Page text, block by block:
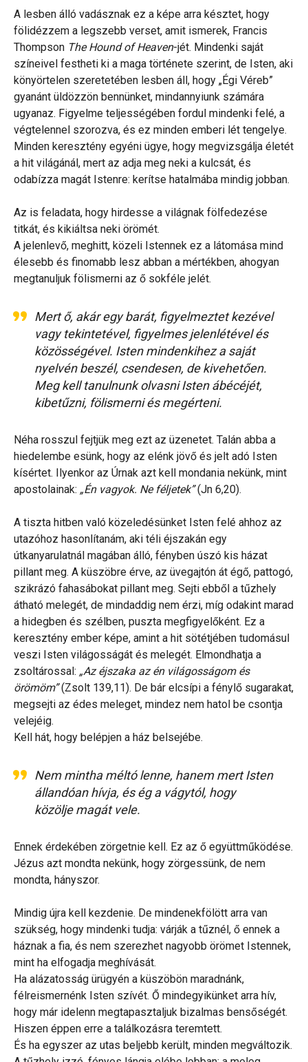
A lesben álló vadásznak ez a képe arra késztet, hogy
fölidézzem a legszebb verset, amit ismerek, Francis
Thompson The Hound of Heaven-jét. Mindenki saját
színeivel festheti ki a maga története szerint, de Isten, aki
könyörtelen szeretetében lesben áll, hogy „Égi Véreb”
gyanánt üldözzön bennünket, mindannyiunk számára
ugyanaz. Figyelme teljességében fordul mindenki felé, a
végtelennel szorozva, és ez minden emberi lét tengelye.
Minden keresztény egyéni ügye, hogy megvizsgálja életét
a hit világánál, mert az adja meg neki a kulcsát, és
odabízza magát Istenre: kerítse hatalmába mindig jobban.
Az is feladata, hogy hirdesse a világnak fölfedezése
titkát, és kikiáltsa neki örömét.
A jelenlevő, meghitt, közeli Istennek ez a látomása mind
élesebb és finomabb lesz abban a mértékben, ahogyan
megtanuljuk fölismerni az ő sokféle jelét.
Mert ő, akár egy barát, figyelmeztet kezével
vagy tekintetével, figyelmes jelenlétével és
közösségével. Isten mindenkihez a saját
nyelvén beszél, csendesen, de kivehetően.
Meg kell tanulnunk olvasni Isten ábécéjét,
kibetűzni, fölismerni és megérteni.
Néha rosszul fejtjük meg ezt az üzenetet. Talán abba a
hiedelembe esünk, hogy az elénk jövő és jelt adó Isten
kísértet. Ilyenkor az Úrnak azt kell mondania nekünk, mint
apostolainak: „Én vagyok. Ne féljetek”(Jn 6,20).
A tiszta hitben való közeledésünket Isten felé ahhoz az
utazóhoz hasonlítanám, aki téli éjszakán egy
útkanyarulatnál magában álló, fényben úszó kis házat
pillant meg. A küszöbre érve, az üvegajtón át égő, pattogó,
szikrázó fahasábokat pillant meg. Sejti ebből a tűzhely
átható melegét, de mindaddig nem érzi, míg odakint marad
a hidegben és szélben, puszta megfigyelőként. Ez a
keresztény ember képe, amint a hit sötétjében tudomásul
veszi Isten világosságát és melegét. Elmondhatja a
zsoltárossal: „Az éjszaka az én világosságom és
örömöm”(Zsolt 139,11). De bár elcsípi a fénylő sugarakat,
megsejti az édes meleget, mindez nem hatol be csontja
velejéig.
Kell hát, hogy belépjen a ház belsejébe.
Nem mintha méltó lenne, hanem mert Isten
állandóan hívja, és ég a vágytól, hogy
közölje magát vele.
Ennek érdekében zörgetnie kell. Ez az ő együttműködése.
Jézus azt mondta nekünk, hogy zörgessünk, de nem
mondta, hányszor.
Mindig újra kell kezdenie. De mindenekfölött arra van
szükség, hogy mindenki tudja: várják a tűznél, ő ennek a
háznak a fia, és nem szerezhet nagyobb örömet Istennek,
mint ha elfogadja meghívását.
Ha alázatosság ürügyén a küszöbön maradnánk,
félreismernénk Isten szívét. Ő mindegyikünket arra hív,
hogy már idelenn megtapasztaljuk bizalmas bensőségét.
Hiszen éppen erre a találkozásra teremtett.
És ha egyszer az utas beljebb került, minden megváltozik.